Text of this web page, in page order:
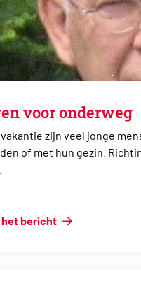
voor onderweg
vakantie zijn veel jonge
of met hun gezin.
het bericht